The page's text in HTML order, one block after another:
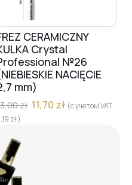
CERAMICZNY
Crystal
№26
NACIĘCIE
mm)
zł 11,70 zł (с учетом VAT
zł)